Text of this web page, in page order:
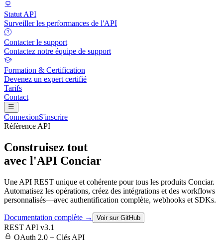
Statut API
Surveiller les performances de l'API
Contacter le support
Contactez notre équipe de support
Formation & Certification
Devenez un expert certifié
Tarifs
Contact
ConnexionS'inscrire
Référence API
Construisez tout
avec l'API Conciar
Une API REST unique et cohérente pour tous les produits Conciar.
Automatisez les opérations, créez des intégrations et des workflows
personnalisés—avec authentification complète, webhooks et SDKs.
Documentation complète → Voir sur GitHub
REST API v3.1
OAuth 2.0 + Clés API